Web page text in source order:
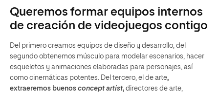
Queremos formar equipos internos
de creación de videojuegos contigo
Del primero creamos equipos de diseño y desarrollo, del
segundo obtenemos músculo para modelar escenarios, hacer
esqueletos y animaciones elaboradas para personajes, así
como cinemáticas potentes. Del tercero, el de arte,
extraeremos buenos concept artist, directores de arte,